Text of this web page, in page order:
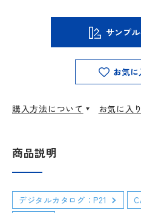
サンプ
お気
購入方法について お気に入
商品説明
デジタルカタログ：P21